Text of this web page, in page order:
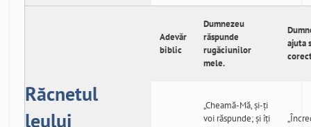
Răcnetul
leului
Adevăr
biblic
Dumnezeu
răspunde
rugăciunilor
mele.
ajuta
„Cheamă-Mă, şi-ţi
voi răspunde; şi îţi